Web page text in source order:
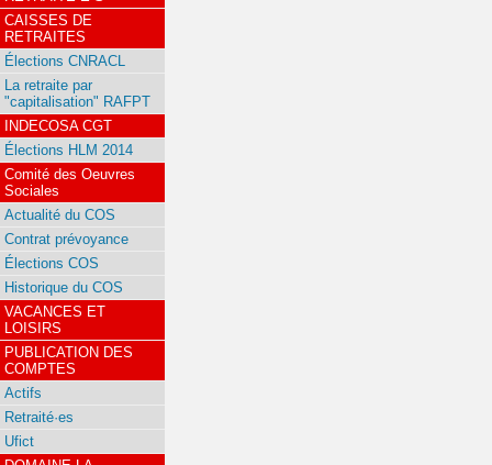
CAISSES DE
RETRAITES
Élections CNRACL
La retraite par
"capitalisation" RAFPT
INDECOSA CGT
Élections HLM 2014
Comité des Oeuvres
Sociales
Actualité du COS
Contrat prévoyance
Élections COS
Historique du COS
VACANCES ET
LOISIRS
PUBLICATION DES
COMPTES
Actifs
Retraité·es
Ufict